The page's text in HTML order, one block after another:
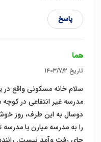
پاسخ
هما
تاریخ ۱۴۰۳/۷/۲
سلام خانه مسکونی واقع
مدرسه غیر انتفاعی در
دوسال به این طرف، روز
را به مدرسه میارن یا